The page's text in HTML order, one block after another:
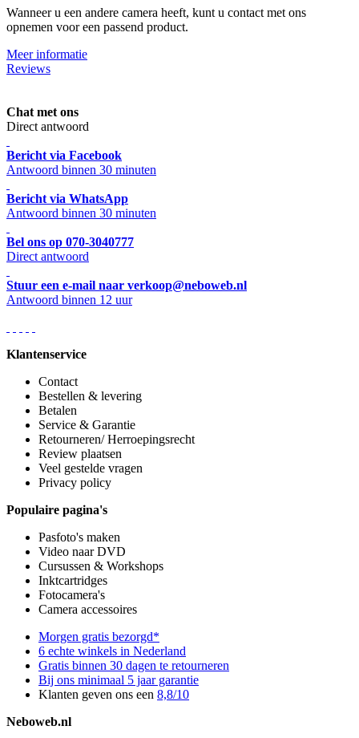
Wanneer u een andere camera heeft, kunt u contact met ons
opnemen voor een passend product.
Meer informatie
Reviews
Chat met ons
Direct antwoord
Bericht via Facebook
Antwoord binnen 30 minuten
Bericht via WhatsApp
Antwoord binnen 30 minuten
Bel ons op 070-3040777
Direct antwoord
Stuur een e-mail naar verkoop@neboweb.nl
Antwoord binnen 12 uur
Klantenservice
Contact
Bestellen & levering
Betalen
Service & Garantie
Retourneren/ Herroepingsrecht
Review plaatsen
Veel gestelde vragen
Privacy policy
Populaire pagina's
Pasfoto's maken
Video naar DVD
Cursussen & Workshops
Inktcartridges
Fotocamera's
Camera accessoires
Morgen gratis bezorgd*
6 echte winkels in Nederland
Gratis binnen 30 dagen te retourneren
Bij ons minimaal 5 jaar garantie
Klanten geven ons een 8,8/10
Neboweb.nl